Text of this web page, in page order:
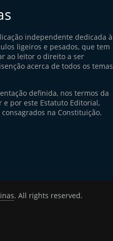
independente dedicada à
ligeiros e pesados, que tem
ao leitor o direito a ser
acerca de todos os temas
definida, nos termos da
e por este Estatuto Editorial,
na Constituição.
. All rights reserved.